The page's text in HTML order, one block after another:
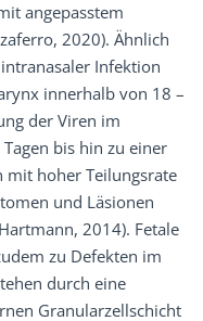
angepasstem
2020). Ähnlich
Infektion
innerhalb von 18 –
der Viren im
bis hin zu einer
mit hoher Teilungsrate
und Läsionen
2014). Fetale
zu Defekten im
durch eine
Granularzellschicht